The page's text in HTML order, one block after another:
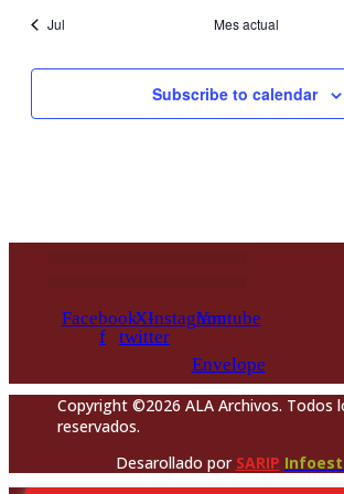
Jul Mes actual
Subscribe to calendar
Facebook-
f
X-
twitter
InstagramYoutube
Envelope
Copyright ©2026 ALA Archivos. Todos
reservados.
Desarollado por SARIP